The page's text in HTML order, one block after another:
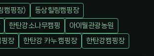
캠핑장)
동상힐링캠핑장
한탄강소나무캠핑
아이월관광농원
핑장
한탄강 카누 캠핑장 한탄강캠핑장